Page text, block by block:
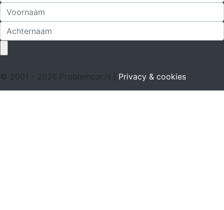
© 2001 - 2026 Problemcar.nl | Privacy & cookies